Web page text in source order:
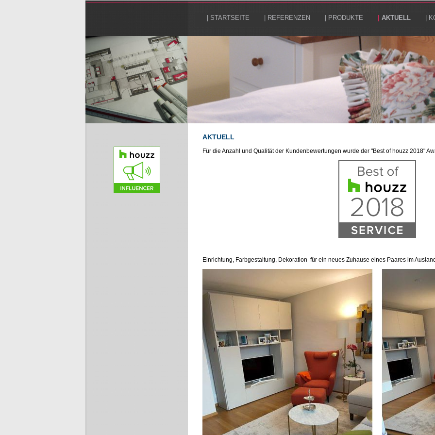
| STARTSEITE | REFERENZEN | PRODUKTE AKTUELL |
AKTUELL
Für die Anzahl und Qualität der Kundenbewertungen wurde der "Best of houzz 2018"
Einrichtung, Farbgestaltung, Dekoration für ein neues Zuhause eines Paares im